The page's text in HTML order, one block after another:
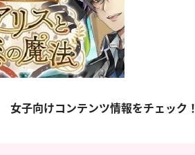
女子向けコンテンツ情報をチェック！